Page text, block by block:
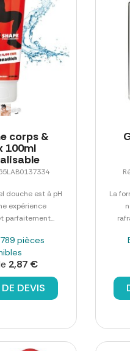
corps &
100ml
douche est à pH
expérience
parfaitement...
pièces
2,87 €
DEVIS
La